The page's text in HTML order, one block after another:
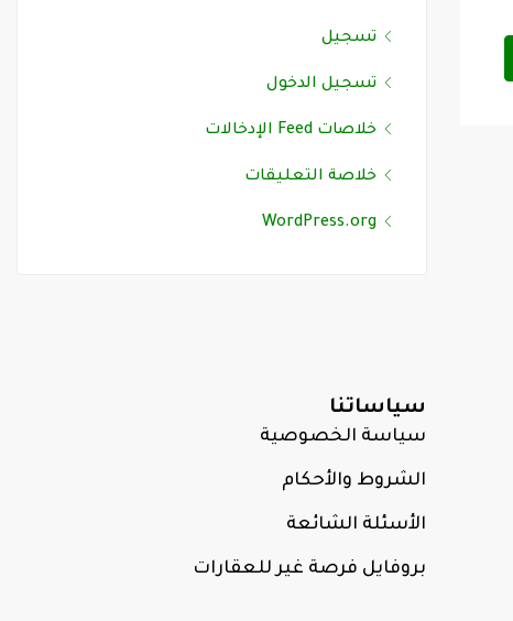
تسجيل
تسجيل الدخول
خلاصات Feed الإدخالات
خلاصة التعليقات
WordPress.org
سياساتنا
سياسة الخصوصية
الشروط والأحكام
الأسئلة الشائعة
بروفايل فرصة غير للعقارات